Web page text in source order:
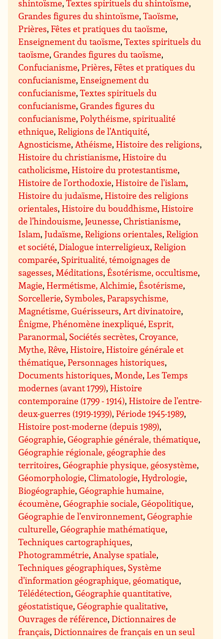
shintoïsme,Textes spirituels du shintoïsme,
Grandes figures du shintoïsme,Taoïsme,
Prières,Fêtes et pratiques du taoïsme,
Enseignement du taoïsme,Textes spirituels du
taoïsme,Grandes figures du taoïsme,
Confucianisme,Prières,Fêtes et pratiques du
confucianisme,Enseignement du
confucianisme,Textes spirituels du
confucianisme,Grandes figures du
confucianisme,Polythéisme, spiritualité
ethnique,Religions de l’Antiquité,
Agnosticisme, Athéisme,Histoire des religions,
Histoire du christianisme,Histoire du
catholicisme,Histoire du protestantisme,
Histoire de l’orthodoxie,Histoire de l’islam,
Histoire du judaïsme,Histoire des religions
orientales,Histoire du bouddhisme,Histoire
de l’hindouisme,Jeunesse,Christianisme,
Islam,Judaïsme,Religions orientales,Religion
et société,Dialogue interreligieux,Religion
comparée, Spiritualité, témoignages de
sagesses, Méditations,Ésotérisme, occultisme,
Magie,Hermétisme, Alchimie,Ésotérisme,
Sorcellerie, Symboles,Parapsychisme,
Magnétisme, Guérisseurs, Art divinatoire,
Énigme, Phénomène inexpliqué,Esprit,
Paranormal, Sociétés secrètes,Croyance,
Mythe, Rêve,Histoire,Histoire générale et
thématique,Personnages historiques,
Documents historiques, Monde,Les Temps
modernes (avant 1799),Histoire
contemporaine (1799 - 1914),Histoire de l’entre-
deux-guerres (1919-1939),Période 1945-1989,
Histoire post-moderne (depuis 1989),
Géographie,Géographie générale, thématique,
Géographie régionale, géographie des
territoires,Géographie physique, géosystème,
Géomorphologie,Climatologie,Hydrologie,
Biogéographie,Géographie humaine,
écoumène,Géographie sociale,Géopolitique,
Géographie de l’environnement,Géographie
culturelle,Géographie mathématique,
Techniques cartographiques,
Photogrammétrie, Analyse spatiale,
Techniques géographiques, Système
d’information géographique, géomatique,
Télédétection,Géographie quantitative,
géostatistique,Géographie qualitative,
Ouvrages de référence,Dictionnaires de
français,Dictionnaires de français en un seul